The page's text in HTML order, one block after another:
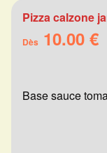
Pizza calzone
Dès 10.00 €
Base sauce